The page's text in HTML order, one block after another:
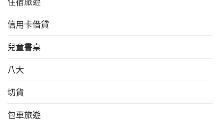
信用卡借貸
兒童書桌
八大
切貨
包車旅遊